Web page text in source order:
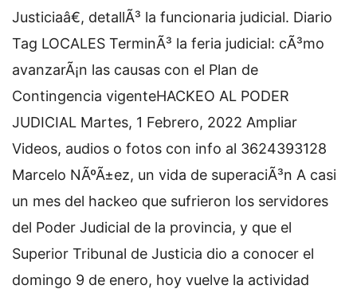
Justiciaâ€, detallÃ³ la funcionaria judicial. Diario
Tag LOCALES TerminÃ³ la feria judicial: cÃ³mo
avanzarÃ¡n las causas con el Plan de
Contingencia vigenteHACKEO AL PODER
JUDICIAL Martes, 1 Febrero, 2022 Ampliar
Videos, audios o fotos con info al 3624393128
Marcelo NÃºÃ±ez, un vida de superaciÃ³n A casi
un mes del hackeo que sufrieron los servidores
del Poder Judicial de la provincia, y que el
Superior Tribunal de Justicia dio a conocer el
domingo 9 de enero, hoy vuelve la actividad